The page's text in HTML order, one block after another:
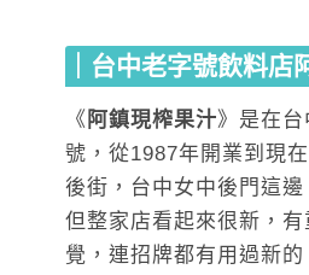
｜台中老字號飲料店
《 阿鎮現榨果汁》是在
號，從1987年開業到現
後街，台中女中後門這邊
但整家店看起來很新，
覺，連招牌都有用過新的